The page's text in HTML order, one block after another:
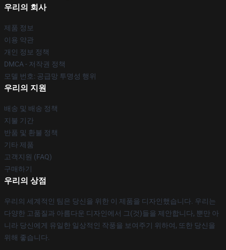
우리의 회사
제품 정보
이용 약관
개인 정보 정책
DMCA - 저작권 정책
모델 번호: 공급망 투명성 행위
우리의 지원
배송 및 배송 정책
지불 기간
반품 및 환불 정책
기타 제품
고객지원 (FAQ)
구매하기
우리의 상점
우리의 세계적인 팀은 당신을 위한 이 제품을 디자인했습니다. 우리는
다양한 고품질과 아름다운 디자인에서 그(것)들을 제안합니다, 뿐만 아
니라 당신에게 유일한 일상적인 작풍을 보여주기 위하여, 또한 당신을
위해 좋습니다.